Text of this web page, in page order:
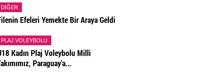
DIĞER
Efeleri Yemekte Bir Araya Geldi
PLAJ VOLEYBOLU
Kadın Plaj Voleybolu Milli
Paraguay'a...